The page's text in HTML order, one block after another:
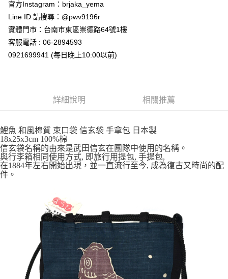
ATM付款
運送方式
全家取貨付款
每筆NT$65，滿NT$999(含以上)免運費
付款後7-11取貨
每筆NT$65，滿NT$999(含以上)免運費
宅配
官方Instagram：brjaka_yema
Line ID 請搜尋：@pwv9196r
實體門市：台南市東區崇德路64號1樓
客服電話 : 06-2894593
0921699941 (每日晚上10:00以前)
詳細說明 相關推薦
鯉魚 和風棉質 束口袋 信玄袋 手拿包 日本製
18x25x3cm 100%棉
信玄袋名稱的由來是武田信玄在團隊中使用的名稱。
與行李箱相同使用方式, 即旅行用提包, 手提包,
在1884年左右開始出現，並一直流行至今, 成為復古又時尚的配
件。